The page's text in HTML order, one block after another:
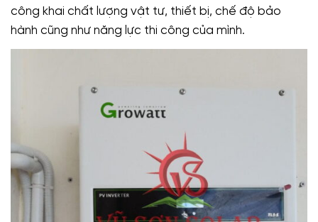
công khai chất lượng vật tư, thiết bị, chế độ bảo
hành cũng như năng lực thi công của mình.